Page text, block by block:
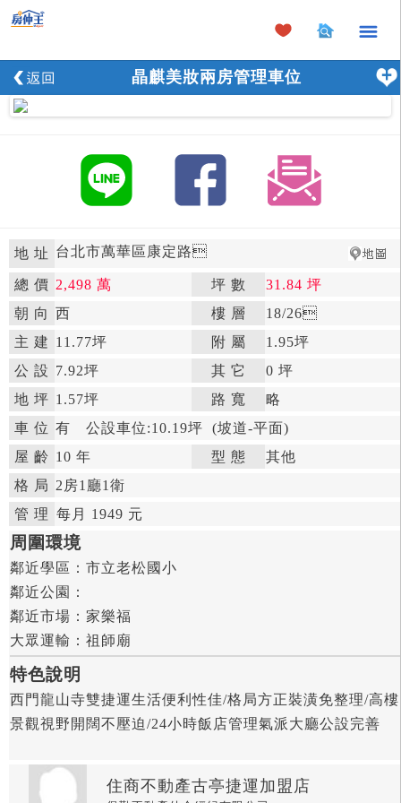
×
晶麒美妝兩房管理車位
地 址 台北市萬華區康定路
總 價 2,498 萬 坪 數 31.84 坪
朝 向 西 樓 層 18/26
主 建 11.77坪 附 屬 1.95坪
公 設 7.92坪 其 它
0 坪
地 坪 1.57坪 路 寬
略
車 位 有 公設車位:10.19坪
(坡道-平面)
屋 齡 10 年 型 態 其他
格 局 2房1廳1衛
管 理 每月 1949 元
周圍環境
鄰近學區： 市立老松國小
鄰近公園：
鄰近市場： 家樂福
大眾運輸： 祖師廟
特色說明
西門龍山寺雙捷運生活便利性佳/格局方正裝潢免整理/高樓
景觀視野開闊不壓迫/24小時飯店管理氣派大廳公設完善
住商不動產古亭捷運加盟店